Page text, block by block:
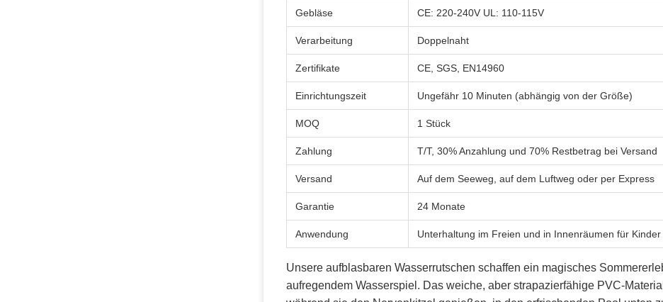
Gebläse CE: 220-240V UL: 110-115V
Verarbeitung Doppelnaht
Zertifikate CE, SGS, EN14960
Einrichtungszeit Ungefähr 10 Minuten (abhängig von der Größe)
MOQ 1 Stück
Zahlung T/T, 30% Anzahlung und 70% Restbetrag bei Versand
Versand Auf dem Seeweg, auf dem Luftweg oder per Express
Garantie 24 Monate
Anwendung Unterhaltung im Freien und in Innenräumen für
Unsere aufblasbaren Wasserrutschen schaffen ein magisches
aufregendem Wasserspiel. Das weiche, aber strapazierfähige PVC-